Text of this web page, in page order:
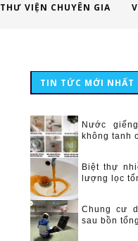
THƯ VIỆN CHUYÊN GIA
TIN TỨC MỚI NHẤT
Nước
không tanh
Biệt thự
lượng lọc
Chung cư
sau bồn